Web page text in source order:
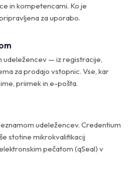
in kompetencami. Ko je
za uporabo.
udeležencev — iz registracije,
za prodajo vstopnic. Vse, kar
priimek in e-pošta.
udeležencev. Credentium
stotine mikrokvalifikacij
pečatom (qSeal) v